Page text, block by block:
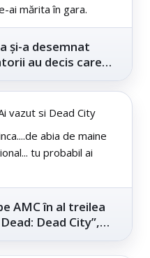
ai mărita în gara.
și-a desemnat
au decis care
vazut si Dead City
abia de maine
tu probabil ai
AMC în al treilea
Dead City”,